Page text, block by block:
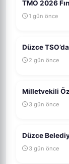
TMO 2026
1 gün önce
Düzce
2 gün önce
Milletvekili
3 gün önce
Düzce
3 gün önce